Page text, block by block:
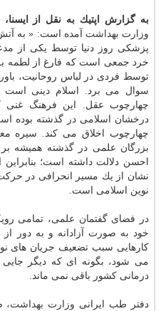
به گزارش اپتیك به نقل از ایسنا،
وزارت بهداشت آمده است: « به
پزشكی روز دنیا توسط یكی از
خرد جمعی است كه فارغ از لطمه
توسط فردی در لباس روحانیت،
سوال می برد. اسلام دینی است
چهارچوب عقل. این فرهنگ غنی
درخشان اسلامی در گذشته بوده
چهارچوب اخلاق می كند. سیره
بزرگان علمی در گذشته همیشه
احسن دلالت داشته است؛
نشان از یك مسیر انحرافی در
نوین اسلامی است.
در فضای گفتمان علمی، تمامی
خود به صورت آزادانه و به دور از
كارهایی سبب تضعیف جریان های
می شود، بگونه ای كه دیگر
درمانی كشور باقی نمی ماند.
دفتر طب ایرانی وزارت بهداشت،